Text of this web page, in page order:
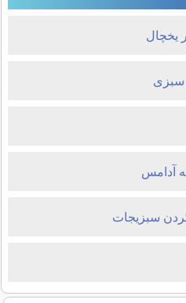
یخچال
سبزی
آدامس
سبزیجات